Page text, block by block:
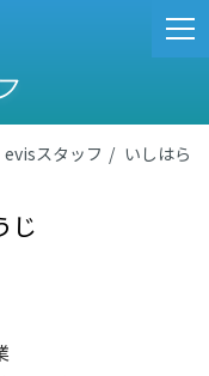
evisスタッフ いしはら
じ